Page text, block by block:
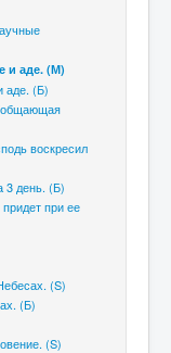
и аде. (М)
аде. (Б)
воскресил
3 день. (Б)
при ее
(S)
(Б)
(S)